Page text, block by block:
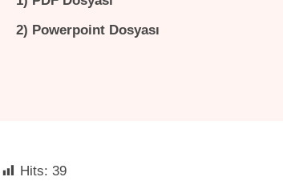
2) Powerpoint Dosyası
Hits: 39